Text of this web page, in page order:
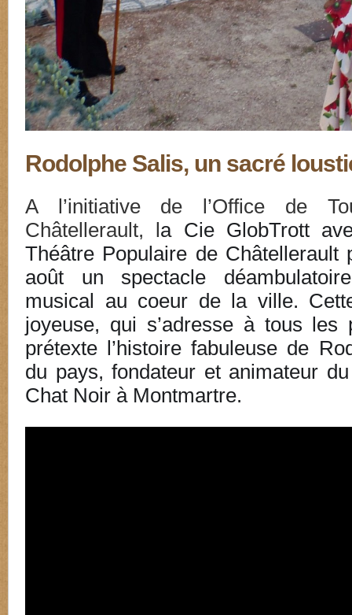
Rodolphe Salis, un sacré
A l’initiative de l’Office de
Châtellerault, la Cie GlobTrott
Théâtre Populaire de Châtellerault
août un spectacle
musical au coeur de la ville.
joyeuse, qui s’adresse à tous les
prétexte l’histoire fabuleuse de
du pays, fondateur et animateur
Chat Noir à Montmartre.